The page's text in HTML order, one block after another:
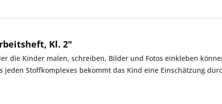
Kl. 2"
die Kinder malen, schreiben, Bilder und Fotos einkleben
Stoffkomplexes bekommt das Kind eine Einschätzung